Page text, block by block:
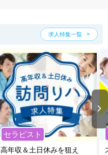
求人特集一覧
セラピスト
高年収＆土日休みを狙え